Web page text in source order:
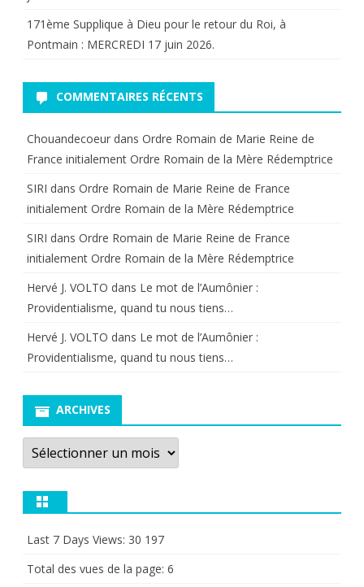
171ème Supplique à Dieu pour le retour du Roi, à
Pontmain : MERCREDI 17 juin 2026.
COMMENTAIRES RÉCENTS
Chouandecoeur dans Ordre Romain de Marie Reine de
France initialement Ordre Romain de la Mère Rédemptrice
SIRI dans Ordre Romain de Marie Reine de France
initialement Ordre Romain de la Mère Rédemptrice
SIRI dans Ordre Romain de Marie Reine de France
initialement Ordre Romain de la Mère Rédemptrice
Hervé J. VOLTO dans Le mot de l’Aumônier :
Providentialisme, quand tu nous tiens…
Hervé J. VOLTO dans Le mot de l’Aumônier :
Providentialisme, quand tu nous tiens…
ARCHIVES
Archives
Last 7 Days Views: 30 197
Total des vues de la page: 6